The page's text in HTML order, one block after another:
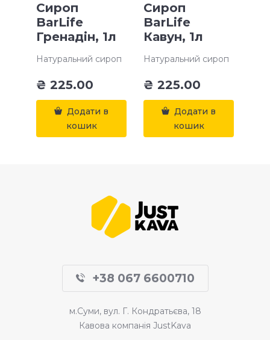
Сироп
BarLife
Гренадін, 1л
Натуральний сироп
₴ 225.00
Додати в
кошик
Сироп
BarLife
Кавун, 1л
Натуральний сироп
₴ 225.00
Додати в
кошик
+38 067 6600710
м.Суми, вул. Г. Кондратьєва, 18
Кавова компанія JustKava